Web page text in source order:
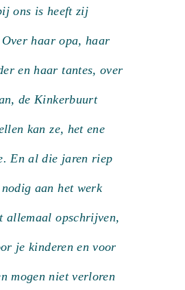
ons is heeft zij
haar opa, haar
en haar tantes, over
de Kinkerbuurt
kan ze, het ene
En al die jaren riep
aan het werk
allemaal opschrijven,
je kinderen en voor
mogen niet verloren